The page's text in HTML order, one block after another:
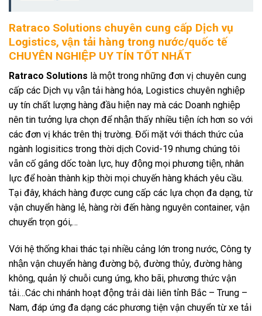
Ratraco Solutions chuyên cung cấp Dịch vụ
Logistics, vận tải hàng trong nước/quốc tế
CHUYÊN NGHIỆP UY TÍN TỐT NHẤT
Ratraco Solutions là một trong những đơn vị chuyên cung
cấp các Dịch vụ vận tải hàng hóa, Logistics chuyên nghiệp
uy tín chất lượng hàng đầu hiện nay mà các Doanh nghiệp
nên tin tưởng lựa chọn để nhận thấy nhiều tiện ích hơn so với
các đơn vị khác trên thị trường. Đối mặt với thách thức của
ngành logisitics trong thời dịch Covid-19 nhưng chúng tôi
vẫn cố gắng dốc toàn lực, huy động mọi phương tiện, nhân
lực để hoàn thành kịp thời mọi chuyến hàng khách yêu cầu.
Tại đây, khách hàng được cung cấp các lựa chọn đa dạng, từ
vận chuyển hàng lẻ, hàng rời đến hàng nguyên container, vận
chuyển trọn gói,…
Với hệ thống khai thác tại nhiều cảng lớn trong nước, Công ty
nhận vận chuyển hàng đường bộ, đường thủy, đường hàng
không, quản lý chuỗi cung ứng, kho bãi, phương thức vận
tải…Các chi nhánh hoạt động trải dài liên tỉnh Bắc – Trung –
Nam, đáp ứng đa dạng các phương tiện vận chuyển từ xe tải